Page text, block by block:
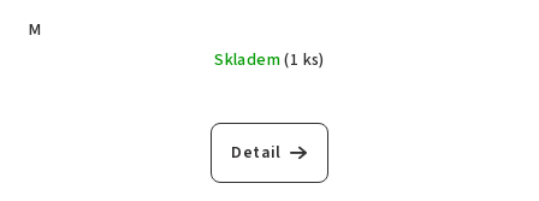
M
Skladem(1 ks)
Detail